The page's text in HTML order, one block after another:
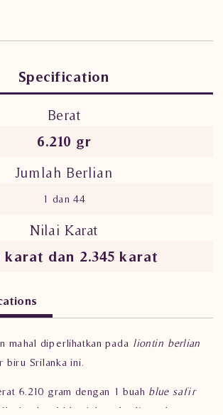
Specification
Berat
6.210 gr
Jumlah Berlian
1 dan 44
Nilai Karat
karat dan 2.345 karat
mahal diperlihatkan pada liontin berlian
biru Srilanka ini.
6.210 gram dengan 1 buah blue safir
dan 44 buah batu berlian sebesar